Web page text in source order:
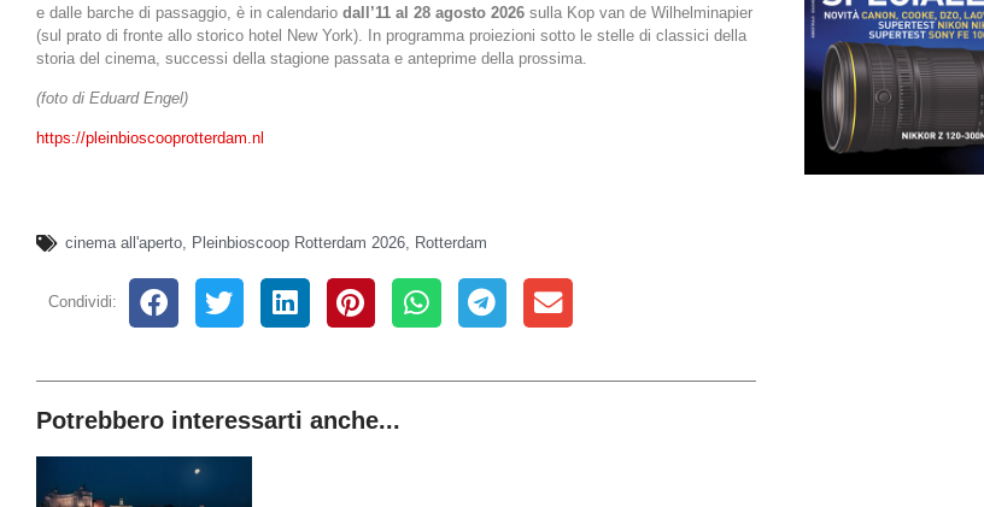
e dalle barche di passaggio, è in calendario dall’11 al 28 agosto 2026 sulla Kop van de Wilhelminapier
(sul prato di fronte allo storico hotel New York). In programma proiezioni sotto le stelle di classici della
storia del cinema, successi della stagione passata e anteprime della prossima.
(foto di Eduard Engel)
https://pleinbioscooprotterdam.nl
cinema all'aperto, Pleinbioscoop Rotterdam 2026, Rotterdam
Condividi:
Potrebbero interessarti anche...